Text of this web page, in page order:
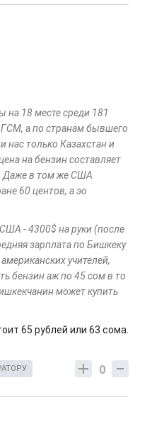
на 18 месте среди 181
а по странам бывшего
нас только Казахстан и
на бензин составляет
Даже в том же США
60 центов, а эо
- 4300$ на руки (после
зарплата по Бишкеку
учителей,
бензин аж по 45 сом в то
может купить
65 рублей или 63 сома.
0